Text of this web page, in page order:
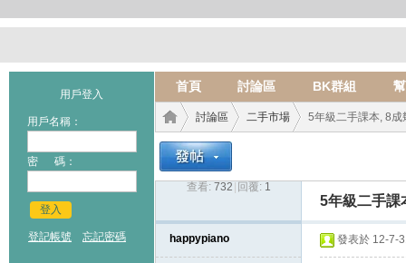
用戶登入
用戶名稱：
密 碼：
登入
登記帳號 忘記密碼
首頁 討論區 BK群組
討論區
›
二手市場 5年級二手課本, 8成
查看: 732 回覆: 1
5年級二手課
happypiano 發表於 12-7-